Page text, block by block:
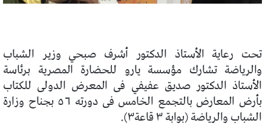
تحت رعاية الأستاذ الدكتور أشرف صبحي وزير الشباب
والرياضة تشارك مؤسسة يارو للحضارة المصرية برئاسة
الأستاذ الدكتور صديق عفيفي فى المعرض الدولى للكتاب
بأرض المعارض بالتجمع الخامس فى دورته ٥٦ بجناح وزارة
الشباب والرياضة (بوابة ٣ قاعة٣).